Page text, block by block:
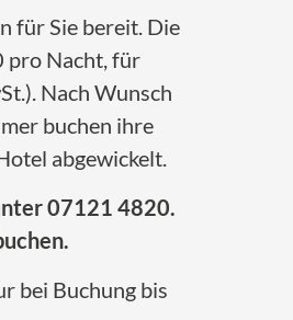
für Sie bereit. Die
pro Nacht, für
Nach Wunsch
buchen ihre
abgewickelt.
07121 4820.
bei Buchung bis